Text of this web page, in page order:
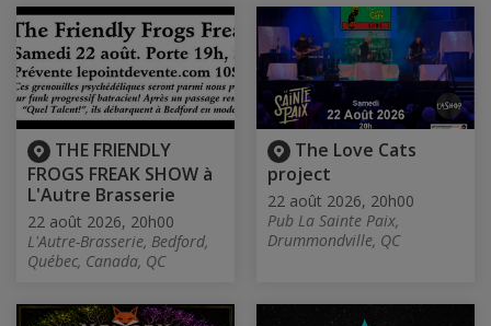
THE FRIENDLY
FROGS FREAK SHOW à
L'Autre Brasserie
22 août 2026, 20h00
L'Autre-Brasserie, Bedford,
Québec, Canada, QC
The Love Cats
project
22 août 2026, 20h00
Pub La Sainte Paix,
Drummondville, QC